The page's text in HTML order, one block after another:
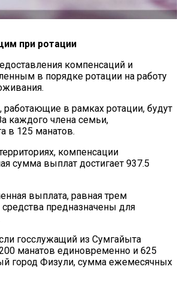
при ротации
компенсаций и
в порядке ротации на работу
в рамках ротации, будут
каждого члена семьи,
в 125 манатов.
компенсации
сумма выплат достигает 937.5
выплата, равная трем
предназначены для
госслужащий из Сумгайыта
манатов единовременно и 625
город Физули, сумма ежемесячных